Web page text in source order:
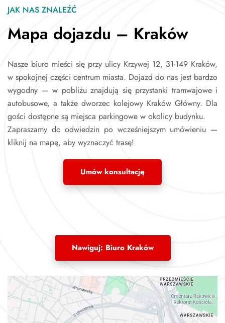
JAK NAS ZNALEŹĆ
Mapa dojazdu – Kraków
Nasze biuro mieści się przy ulicy Krzywej 12, 31-149 Kraków,
w spokojnej części centrum miasta. Dojazd do nas jest bardzo
wygodny — w pobliżu znajdują się przystanki tramwajowe i
autobusowe, a także dworzec kolejowy Kraków Główny. Dla
gości dostępne są miejsca parkingowe w okolicy budynku.
Zapraszamy do odwiedzin po wcześniejszym umówieniu —
kliknij na mapę, aby wyznaczyć trasę!
Umów konsultację
Nawiguj: Biuro Kraków